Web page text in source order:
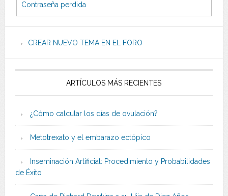
Contraseña perdida
CREAR NUEVO TEMA EN EL FORO
ARTÍCULOS MÁS RECIENTES
¿Cómo calcular los días de ovulación?
Metotrexato y el embarazo ectópico
Inseminación Artificial: Procedimiento y Probabilidades
de Éxito